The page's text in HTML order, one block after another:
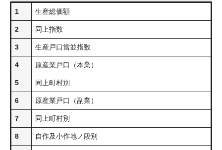
1 生産総価額
2 同上指数
3 生産戸口當並指数
4 原産業戸口（本業）
5 同上町村別
6 原産業戸口（副業）
7 同上町村別
8 自作及小作地ノ段別